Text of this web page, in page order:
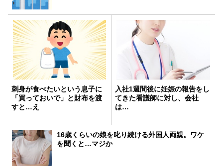
刺身が食べたいという息子に
「買っておいで」と財布を渡
すと…え
入社1週間後に妊娠の報告をし
てきた看護師に対し、会社
は…
16歳くらいの娘を叱り続ける外国人両親。ワケ
を聞くと…マジか